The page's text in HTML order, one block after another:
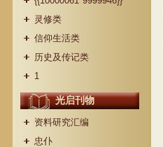
灵修类
信仰生活类
历史及传记类
1
光启刊物
资料研究汇编
忠仆